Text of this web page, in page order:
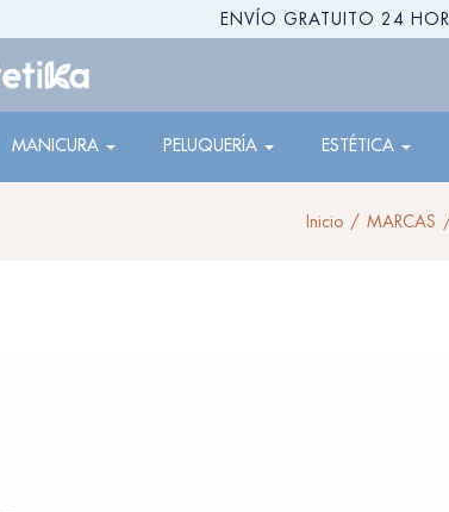
ENVÍO GRATUITO 24
MANICURA PELUQUERÍA ESTÉTICA
Inicio MARCAS